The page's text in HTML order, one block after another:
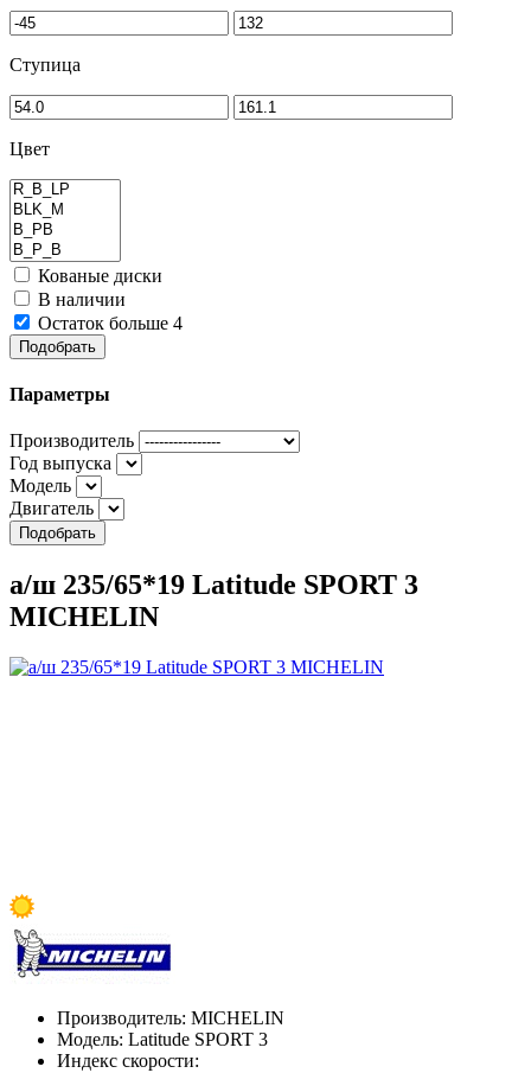
Ступица
Цвет
Кованые диски
В наличии
Остаток больше 4
Подобрать
Параметры
Производитель
Год выпуска
Модель
Двигатель
Подобрать
а/ш 235/65*19 Latitude SPORT 3
MICHELIN
Производитель: MICHELIN
Модель: Latitude SPORT 3
Индекс скорости: